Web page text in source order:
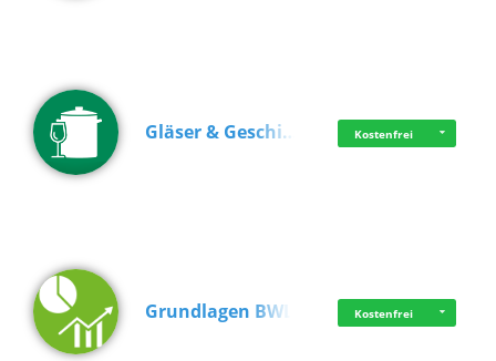
Gläser & Geschi… Kostenfrei
Grundlagen BWL Kostenfrei